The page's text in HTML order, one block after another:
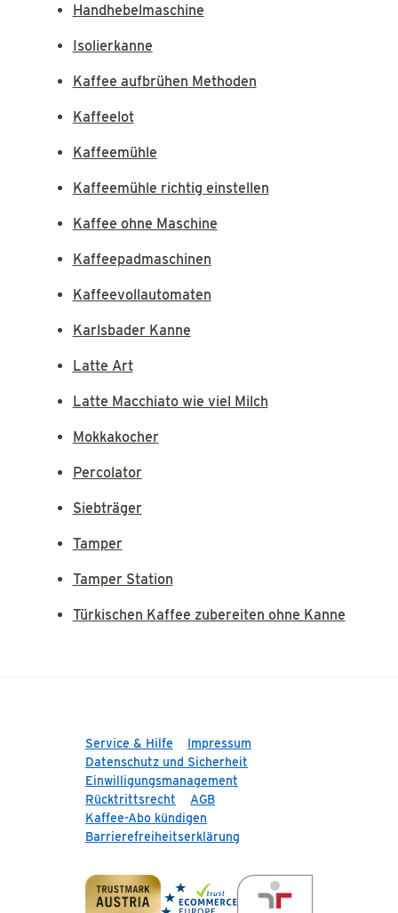
Handhebelmaschine
Isolierkanne
Kaffee aufbrühen Methoden
Kaffeelot
Kaffeemühle
Kaffeemühle richtig einstellen
Kaffee ohne Maschine
Kaffeepadmaschinen
Kaffeevollautomaten
Karlsbader Kanne
Latte Art
Latte Macchiato wie viel Milch
Mokkakocher
Percolator
Siebträger
Tamper
Tamper Station
Türkischen Kaffee zubereiten ohne Kanne
Service & Hilfe
Impressum
Datenschutz und Sicherheit
Einwilligungsmanagement
Rücktrittsrecht
AGB
Kaffee-Abo kündigen
Barrierefreiheitserklärung